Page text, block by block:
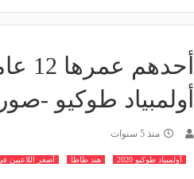
أولمبياد طوكيو -صور
منذ 5 سنوات
أولمبياد طوكيو 2020 هند ظاظا أصغر اللاعبين